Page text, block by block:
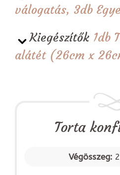
válogatás, 3db
Kiegészítők 1db
alátét (26cm x
Torta
Végösszeg: